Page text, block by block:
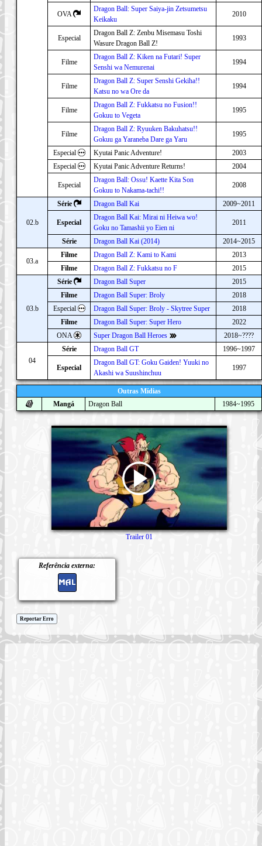
OVA
Dragon Ball: Super Saiya-jin Zetsumetsu
Keikaku
2010
Especial
Dragon Ball Z: Zenbu Misemasu Toshi
Wasure Dragon Ball Z!
1993
Filme
Dragon Ball Z: Kiken na Futari! Super
Senshi wa Nemurenai
1994
Filme
Dragon Ball Z: Super Senshi Gekiha!!
Katsu no wa Ore da
1994
Filme
Dragon Ball Z: Fukkatsu no Fusion!!
Gokuu to Vegeta
1995
Filme
Dragon Ball Z: Ryuuken Bakuhatsu!!
Gokuu ga Yaraneba Dare ga Yaru
1995
Especial Kyutai Panic Adventure!
2003
Especial
Kyutai Panic Adventure Returns! 2004
Especial
Dragon Ball: Ossu! Kaette Kita Son
Gokuu to Nakama-tachi!!
2008
02.b
Série Dragon Ball Kai 2009~2011
Especial
Dragon Ball Kai: Mirai ni Heiwa wo!
Goku no Tamashii yo Eien ni
2011
Série Dragon Ball Kai (2014) 2014~2015
03.a
Filme Dragon Ball Z: Kami to Kami
2013
Filme
Dragon Ball Z: Fukkatsu no F 2015
03.b
Série Dragon Ball Super
2015
Filme
Dragon Ball Super: Broly
2018
Especial
Dragon Ball Super: Broly - Skytree Super
2018
Filme
Dragon Ball Super: Super Hero
2022
ONA
Super Dragon Ball Heroes 2018~????
04
Série Dragon Ball GT 1996~1997
Especial
Dragon Ball GT: Goku Gaiden! Yuuki no
Akashi wa Suushinchuu
1997
Outras Mídias
Mangá
Dragon Ball 1984~1995
Referência externa:
Trailer 01
Reportar Erro